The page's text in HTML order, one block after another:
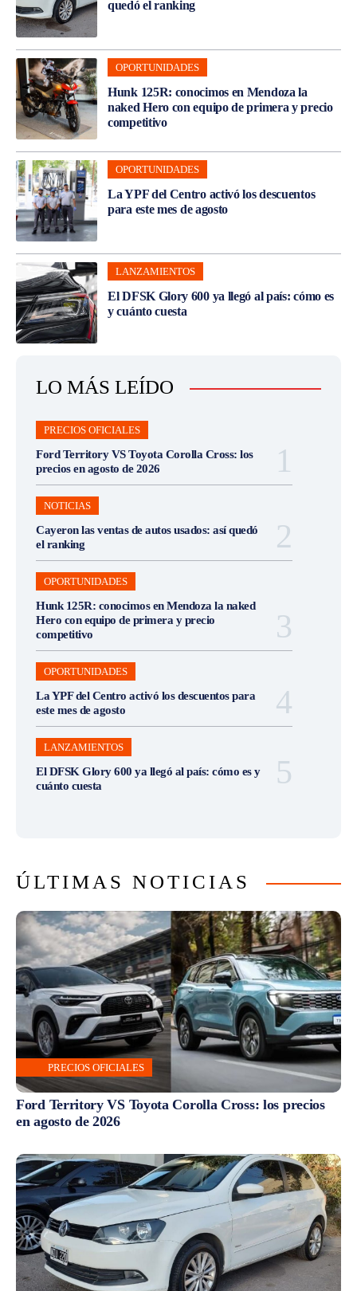
quedó el ranking
OPORTUNIDADES
Hunk 125R: conocimos en Mendoza la
naked Hero con equipo de primera y precio
competitivo
OPORTUNIDADES
La YPF del Centro activó los descuentos
para este mes de agosto
LANZAMIENTOS
El DFSK Glory 600 ya llegó al país: cómo es
y cuánto cuesta
LO MÁS LEÍDO
PRECIOS OFICIALES
Ford Territory VS Toyota Corolla Cross: los
precios en agosto de 2026
NOTICIAS
Cayeron las ventas de autos usados: así quedó
el ranking
OPORTUNIDADES
Hunk 125R: conocimos en Mendoza la naked
Hero con equipo de primera y precio
competitivo
OPORTUNIDADES
La YPF del Centro activó los descuentos para
este mes de agosto
LANZAMIENTOS
El DFSK Glory 600 ya llegó al país: cómo es y
cuánto cuesta
ÚLTIMAS NOTICIAS
PRECIOS OFICIALES
Ford Territory VS Toyota Corolla Cross: los precios
en agosto de 2026